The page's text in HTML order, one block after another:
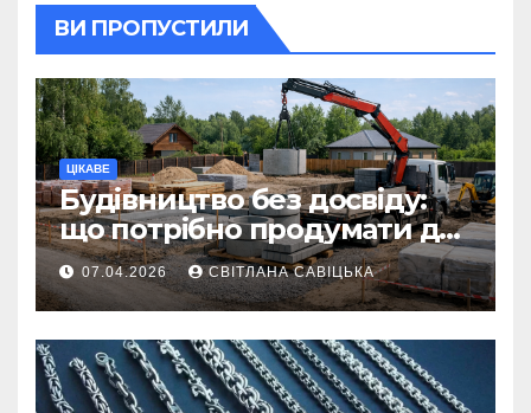
ВИ ПРОПУСТИЛИ
ЦІКАВЕ
Будівництво без досвіду:
що потрібно продумати до
першої доставки на
ділянку
07.04.2026 СВІТЛАНА САВІЦЬКА